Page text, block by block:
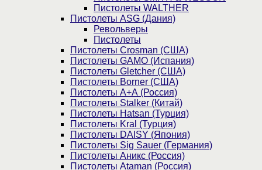
Пистолеты WALTHER
Пистолеты ASG (Дания)
Револьверы
Пистолеты
Пистолеты Crosman (США)
Пистолеты GAMO (Испания)
Пистолеты Gletcher (США)
Пистолеты Borner (США)
Пистолеты А+А (Россия)
Пистолеты Stalker (Китай)
Пистолеты Hatsan (Турция)
Пистолеты Kral (Турция)
Пистолеты DAISY (Япония)
Пистолеты Sig Sauer (Германия)
Пистолеты Аникс (Россия)
Пистолеты Ataman (Россия)